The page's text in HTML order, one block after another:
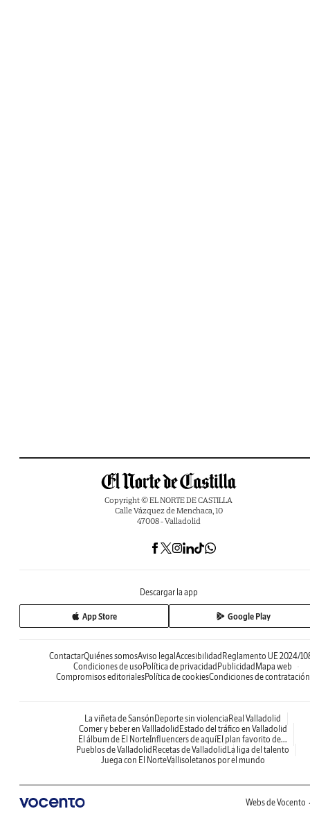
Copyright © EL NORTE DE CASTILLA
Calle Vázquez de Menchaca, 10
47008 - Valladolid
Descargar la app
App Store Google Play
ContactarQuiénes somosAviso legal Accesibilidad Reglamento UE 2024/
Condiciones de uso Política de privacidad Publicidad Mapa web
Compromisos editorialesPolítica de cookiesCondiciones de contratación
La viñeta de Sansón Deporte sin violencia Real Valladolid
Comer y beber en Vallladolid Estado del tráfico en Valladolid
El álbum de El NorteInfluencers de aquíEl plan favorito de...
Pueblos de Valladolid Recetas de Valladolid La liga del talento
Juega con El NorteVallisoletanos por el mundo
Webs de Vocento